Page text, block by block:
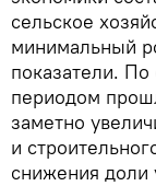
сельское
минимальный
показатели.
периодом
заметно
и
снижения доли